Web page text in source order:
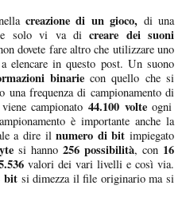
creazione di un gioco, di una
solo vi va dicreare dei suoni
dovete fare altro che utilizzare uno
elencare in questo post. Un suono
binariecon quello che si
una frequenza di campionamento di
campionato 44.100 volteogni
è importante anche la
a dire ilnumero di bit impiegato
si hanno 256 possibilità, con 16
valori dei vari livelli e così via.
bit si dimezza il file originario ma si